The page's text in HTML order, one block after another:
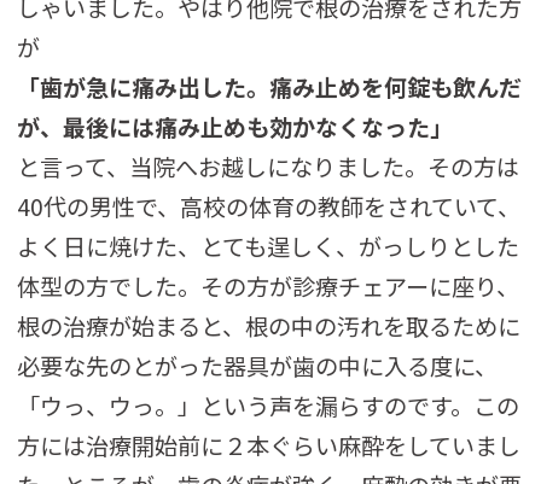
しゃいました。やはり他院で根の治療をされた方
が
「歯が急に痛み出した。痛み止めを何錠も飲んだ
が、最後には痛み止めも効かなくなった」
と言って、当院へお越しになりました。その方は
40代の男性で、高校の体育の教師をされていて、
よく日に焼けた、とても逞しく、がっしりとした
体型の方でした。その方が診療チェアーに座り、
根の治療が始まると、根の中の汚れを取るために
必要な先のとがった器具が歯の中に入る度に、
「ウっ、ウっ。」という声を漏らすのです。この
方には治療開始前に２本ぐらい麻酔をしていまし